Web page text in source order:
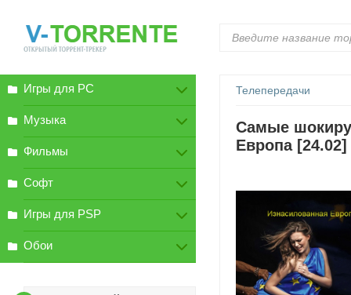
Телепередачи
Самые
Европа [24.02]
Игры для PC
Музыка
Фильмы
Софт
Игры для PSP
Обои